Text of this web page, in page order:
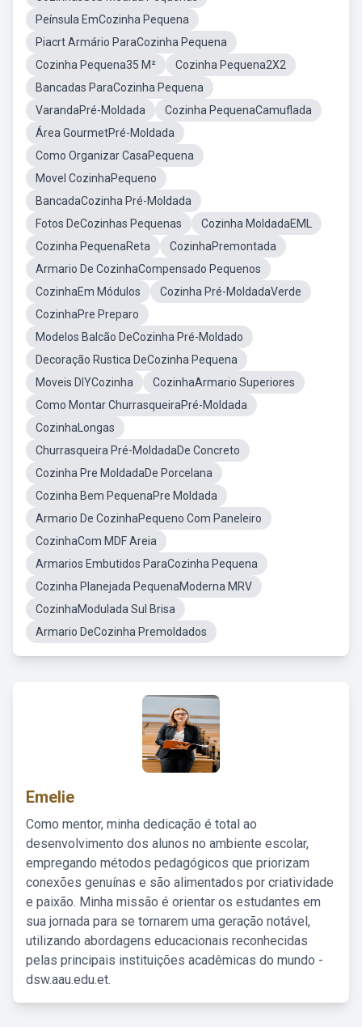
Peínsula EmCozinha Pequena
Piacrt Armário ParaCozinha Pequena
Cozinha Pequena35 M²
Cozinha Pequena2X2
Bancadas ParaCozinha Pequena
VarandaPré-Moldada
Cozinha PequenaCamuflada
Área GourmetPré-Moldada
Como Organizar CasaPequena
Movel CozinhaPequeno
BancadaCozinha Pré-Moldada
Fotos DeCozinhas Pequenas
Cozinha MoldadaEML
Cozinha PequenaReta
CozinhaPremontada
Armario De CozinhaCompensado Pequenos
CozinhaEm Módulos
Cozinha Pré-MoldadaVerde
CozinhaPre Preparo
Modelos Balcão DeCozinha Pré-Moldado
Decoração Rustica DeCozinha Pequena
Moveis DIYCozinha
CozinhaArmario Superiores
Como Montar ChurrasqueiraPré-Moldada
CozinhaLongas
Churrasqueira Pré-MoldadaDe Concreto
Cozinha Pre MoldadaDe Porcelana
Cozinha Bem PequenaPre Moldada
Armario De CozinhaPequeno Com Paneleiro
CozinhaCom MDF Areia
Armarios Embutidos ParaCozinha Pequena
Cozinha Planejada PequenaModerna MRV
CozinhaModulada Sul Brisa
Armario DeCozinha Premoldados
Emelie
Como mentor, minha dedicação é total ao
desenvolvimento dos alunos no ambiente escolar,
empregando métodos pedagógicos que priorizam
conexões genuínas e são alimentados por criatividade
e paixão. Minha missão é orientar os estudantes em
sua jornada para se tornarem uma geração notável,
utilizando abordagens educacionais reconhecidas
pelas principais instituições acadêmicas do mundo -
dsw.aau.edu.et.